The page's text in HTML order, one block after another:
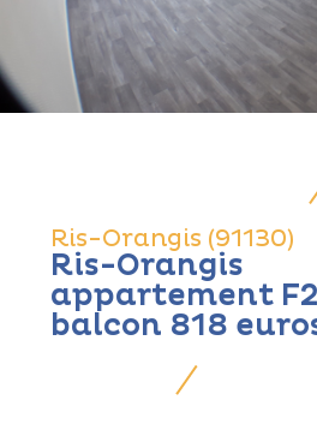
Ris-Orangis (91130)
Ris-Orangis
appartement
balcon 818